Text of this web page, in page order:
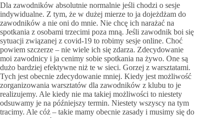
Dla zawodników absolutnie normalnie jeśli chodzi o sesje
indywidualne. Z tym, że w dużej mierze to ja dojeżdżam do
zawodników a nie oni do mnie. Nie chcę ich narażać na
spotkania z osobami trzecimi poza mną. Jeśli zawodnik boi się
sytuacji związanej z covid-19 to robimy sesje online. Choć
powiem szczerze – nie wiele ich się zdarza. Zdecydowanie
moi zawodnicy i ja cenimy sobie spotkania na żywo. One są
dużo bardziej efektywne niż te w sieci. Gorzej z warsztatami.
Tych jest obecnie zdecydowanie mniej. Kiedy jest możliwość
zorganizowania warsztatów dla zawodników z klubu to je
realizujemy. Ale kiedy nie ma takiej możliwości to niestety
odsuwamy je na późniejszy termin. Niestety wszyscy na tym
tracimy. Ale cóż – takie mamy obecnie zasady i musimy się do